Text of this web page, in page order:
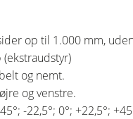
op til 1.000 mm,
og nemt.
og venstre.
-22,5°; 0°; +22,5°;